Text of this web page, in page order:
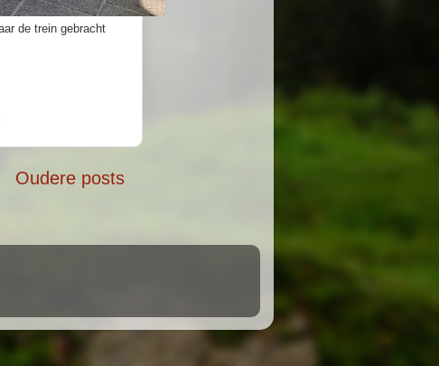
de trein gebracht
Oudere posts